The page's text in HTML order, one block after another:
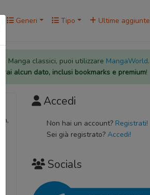
Generi Tipo Ultime aggiunte
i Manga classici, puoi utilizzare MangaWorld.
alcun dato, inclusi bookmarks e premium!
Accedi
Non hai un account? Registrati!
Sei già registrato? Accedi!
Socials